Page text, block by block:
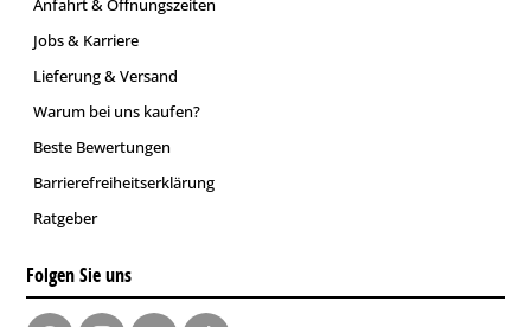
Anfahrt & Öffnungszeiten
Jobs & Karriere
Lieferung & Versand
Warum bei uns kaufen?
Beste Bewertungen
Barrierefreiheitserklärung
Ratgeber
Folgen Sie uns